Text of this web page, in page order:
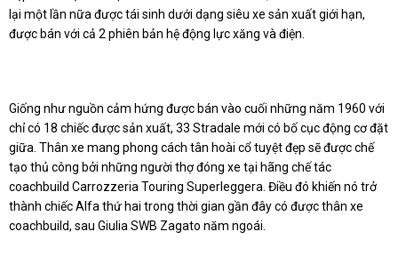
lại một lần nữa được tái sinh dưới dạng siêu xe sản xuất giới hạn,
được bán với cả 2 phiên bản hệ động lực xăng và điện.
Giống như nguồn cảm hứng được bán vào cuối những năm 1960 với
chỉ có 18 chiếc được sản xuất, 33 Stradale mới có bố cục động cơ đặt
giữa. Thân xe mang phong cách tân hoài cổ tuyệt đẹp sẽ được chế
tạo thủ công bởi những người thợ đóng xe tại hãng chế tác
coachbuild Carrozzeria Touring Superleggera. Điều đó khiến nó trở
thành chiếc Alfa thứ hai trong thời gian gần đây có được thân xe
coachbuild, sau Giulia SWB Zagato năm ngoái.